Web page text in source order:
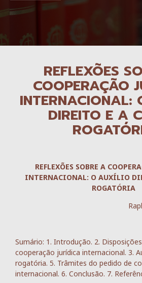
REFLEXÕES
COOPERAÇÃO
INTERNACIONAL:
DIREITO E A
REFLEXÕES SOBRE A
INTERNACIONAL: O AUXÍLIO
ROGATÓRIA
Sumário: 1. Introdução. 2.
cooperação jurídica internacional. 3.
rogatória. 5. Trâmites do pedido de
internacional. 6. Conclusão. 7.